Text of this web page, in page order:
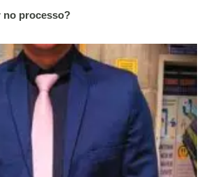
no processo?